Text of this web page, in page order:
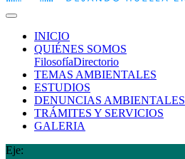
INICIO
QUIÉNES SOMOS
FilosofíaDirectorio
TEMAS AMBIENTALES
ESTUDIOS
DENUNCIAS AMBIENTALES
TRÁMITES Y SERVICIOS
GALERIA
Eje: